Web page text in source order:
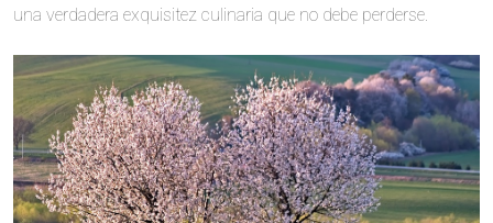
una verdadera exquisitez culinaria que no debe perderse.